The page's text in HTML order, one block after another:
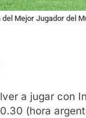
Mejor Jugador del
a jugar con
(hora